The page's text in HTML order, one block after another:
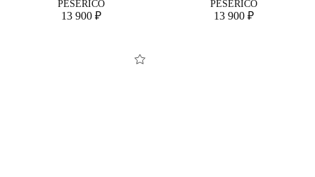
PESERICO
13 900 ₽
PESERICO
13 900 ₽